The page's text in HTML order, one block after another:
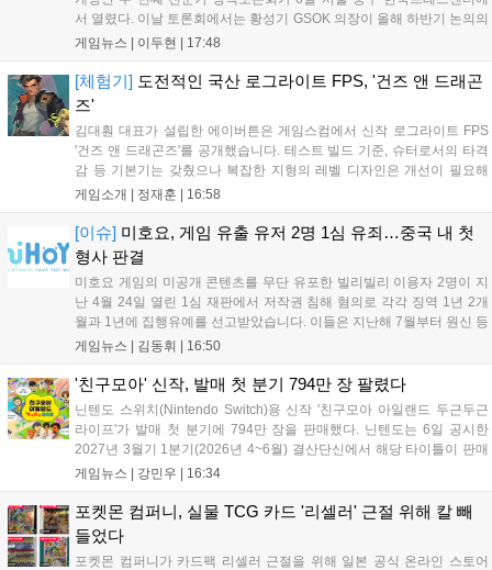
서 열렸다. 이날 토론회에서는 황성기 GSOK 의장이 올해 하반기 논의의
주요 쟁점과 성과를 짚은 데 이어, 박종현 한양대 법학전문대학원 교수
호사가 게임 등...
게임뉴스 | 이두현 17:48
[체험기] 도전적인 국산 로그라이트 FPS, '건즈 앤 드래곤
즈'
김대훤 대표가 설립한 에이버튼은 게임스컴에서 신작 로그라이트 FPS
'건즈 앤 드래곤즈'를 공개했습니다. 테스트 빌드 기준, 슈터로서의 타격
감 등 기본기는 갖췄으나 복잡한 지형의 레벨 디자인은 개선이 필요해
보입니다. 또한, 성장 트랙의 과도한 분절과 무기 다양성 부족 등 로그라
추가 등을 통해 게임성을 다듬어 경쟁력을 확보할 계획입니다....
게임소개 | 정재훈 16:58
[이슈] 미호요, 게임 유출 유저 2명 1심 유죄…중국 내 첫
형사 판결
미호요 게임의 미공개 콘텐츠를 무단 유포한 빌리빌리 이용자 2명이 지
난 4월 24일 열린 1심 재판에서 저작권 침해 혐의로 각각 징역 1년 2개
월과 1년에 집행유예를 선고받았습니다. 이들은 지난해 7월부터 원신 등
주요 게임의 영상을 유포해 60만 회 이상의 조회수를 기록했습니다. 미
조하며 향후 무단 유출에 강경 대응할 방침입니다....
게임뉴스 | 김동휘 16:50
'친구모아' 신작, 발매 첫 분기 794만 장 팔렸다
닌텐도 스위치(Nintendo Switch)용 신작 '친구모아 아일랜드 두근두근
라이프'가 발매 첫 분기에 794만 장을 판매했다. 닌텐도는 6일 공시한
2027년 3월기 1분기(2026년 4~6월) 결산단신에서 해당 타이틀이 판매
를 크게 늘렸다고 밝혔다. 4월 16일 발매된 이 작품은 약 2개월 반 만에
게임뉴스 | 강민우 16:34
포켓몬 컴퍼니, 실물 TCG 카드 '리셀러' 근절 위해 칼 빼
들었다
포켓몬 컴퍼니가 카드팩 리셀러 근절을 위해 일본 공식 온라인 스토어